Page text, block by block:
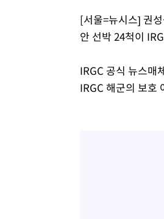
[서울=뉴시스] 권
안 선박 24척이
IRGC 공식 뉴스매
IRGC 해군의 보호